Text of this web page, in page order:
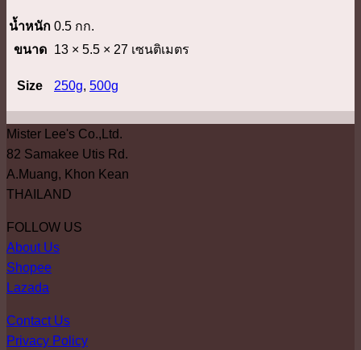
น้ำหนัก 0.5 กก.
ขนาด
13 × 5.5 × 27 เซนติเมตร
Size 250g, 500g
Mister Lee's Co.,Ltd.
82 Samakee Utis Rd.
A.Muang, Khon Kean
THAILAND
FOLLOW US
About Us
Shopee
Lazada
Contact Us
Privacy Policy